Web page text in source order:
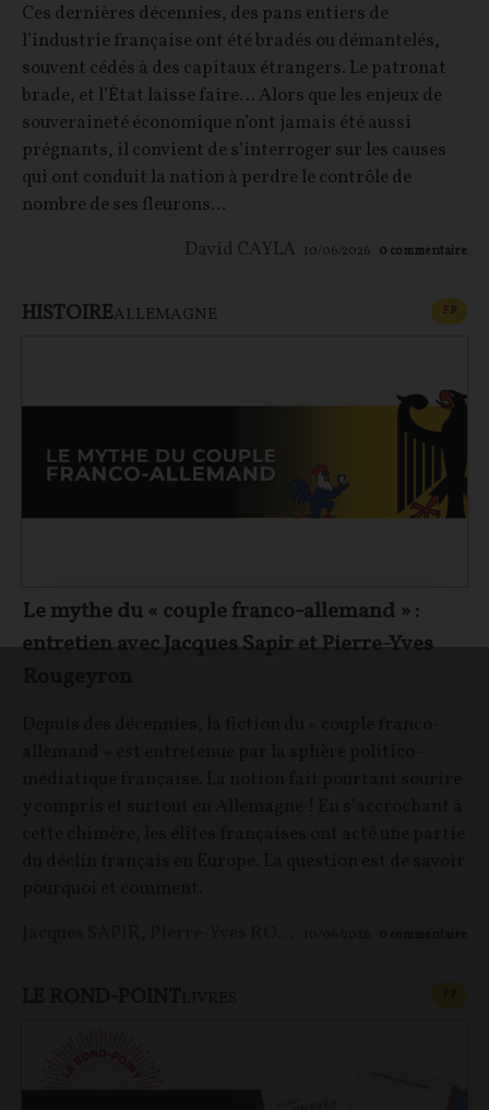
Ces dernières décennies, des pans entiers de
l’industrie française ont été bradés ou démantelés,
souvent cédés à des capitaux étrangers. Le patronat
brade, et l’État laisse faire… Alors que les enjeux de
souveraineté économique n’ont jamais été aussi
prégnants, il convient de s’interroger sur les causes
qui ont conduit la nation à perdre le contrôle de
nombre de ses fleurons...
David CAYLA 10/06/2026 0 commentaire
HISTOIREALLEMAGNE FP
Le mythe du « couple franco-allemand » :
entretien avec Jacques Sapir et Pierre-Yves